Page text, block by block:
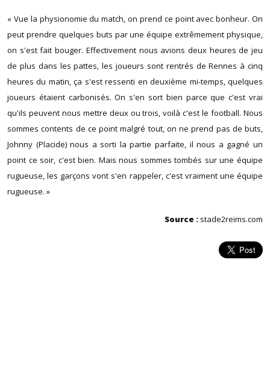
« Vue la physionomie du match, on prend ce point avec bonheur. On
peut prendre quelques buts par une équipe extrêmement physique,
on s'est fait bouger. Effectivement nous avions deux heures de jeu
de plus dans les pattes, les joueurs sont rentrés de Rennes à cinq
heures du matin, ça s'est ressenti en deuxième mi-temps, quelques
joueurs étaient carbonisés. On s'en sort bien parce que c'est vrai
qu'ils peuvent nous mettre deux ou trois, voilà c'est le football. Nous
sommes contents de ce point malgré tout, on ne prend pas de buts,
Johnny (Placide) nous a sorti la partie parfaite, il nous a gagné un
point ce soir, c'est bien. Mais nous sommes tombés sur une équipe
rugueuse, les garçons vont s'en rappeler, c'est vraiment une équipe
rugueuse. »
Source : stade2reims.com